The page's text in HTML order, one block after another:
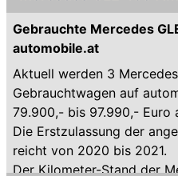
Gebrauchte Mercedes
automobile.at
Aktuell werden 3
Gebrauchtwagen auf
79.900,- bis 97.990,- Euro
Die Erstzulassung der
reicht von 2020 bis 2021.
Der Kilometer-Stand der